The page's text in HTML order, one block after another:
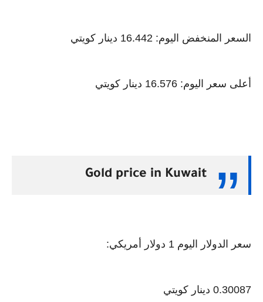
السعر المنخفض اليوم: 16.442 دينار كويتي
أعلى سعر اليوم: 16.576 دينار كويتي
Gold price in Kuwait
سعر الدولار اليوم 1 دولار أمريكي:
0.30087 دينار كويتي